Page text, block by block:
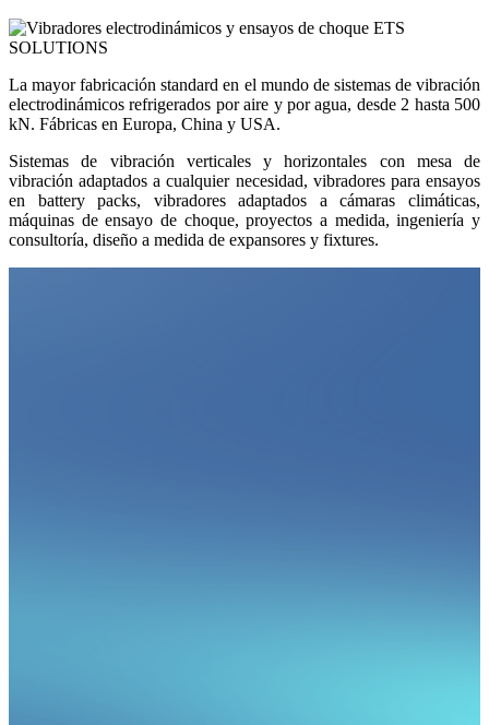
La mayor fabricación standard en el mundo de sistemas de vibración
electrodinámicos refrigerados por aire y por agua, desde 2 hasta 500
kN. Fábricas en Europa, China y USA.
Sistemas de vibración verticales y horizontales con mesa de
vibración adaptados a cualquier necesidad, vibradores para ensayos
en battery packs, vibradores adaptados a cámaras climáticas,
máquinas de ensayo de choque, proyectos a medida, ingeniería y
consultoría, diseño a medida de expansores y fixtures.